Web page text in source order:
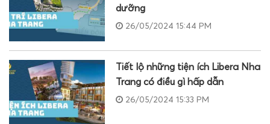
dưỡng
26/05/2024 15:44 PM
Tiết lộ những tiện ích Libera Nha
Trang có điều gì hấp dẫn
26/05/2024 15:33 PM